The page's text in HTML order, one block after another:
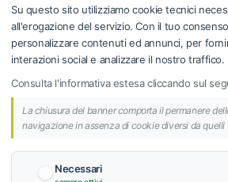
Su questo sito utilizziamo cookie tecnici
all'erogazione del servizio. Con il tuo
personalizzare contenuti ed annunci, per
interazioni social e analizzare il nostro traffico.
Consulta l'informativa estesa cliccando sul
La chiusura del banner comporta il permanere
navigazione in assenza di cookie diversi da quelli
Necessari